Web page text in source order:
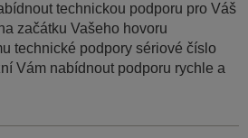
technickou podporu pro Váš
začátku Vašeho hovoru
technické podpory sériové číslo
Vám nabídnout podporu rychle a